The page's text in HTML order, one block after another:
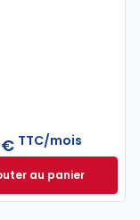
commenté en ligne à
€ TTC/mois
au panier
Dalloz Actualité